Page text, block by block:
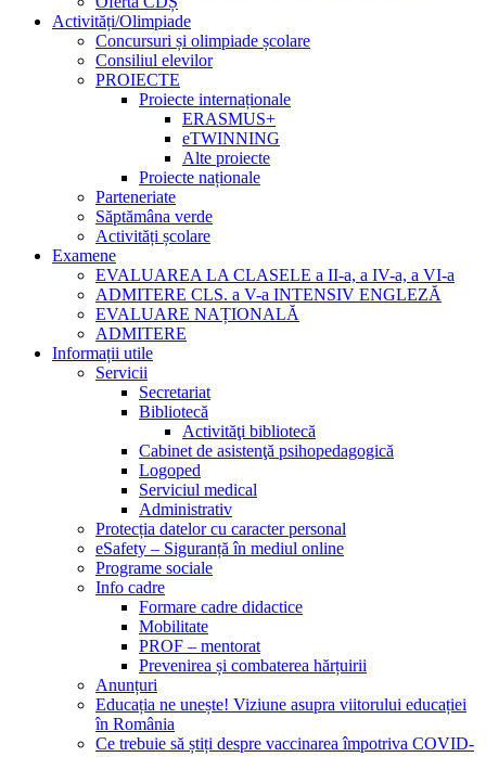
Activități/Olimpiade
Concursuri și olimpiade școlare
Consiliul elevilor
PROIECTE
Proiecte internaționale
ERASMUS+
eTWINNING
Alte proiecte
Proiecte naționale
Parteneriate
Săptămâna verde
Activități școlare
Examene
EVALUAREA LA CLASELE a II-a, a IV-a, a VI-a
ADMITERE CLS. a V-a INTENSIV ENGLEZĂ
EVALUARE NAȚIONALĂ
ADMITERE
Informații utile
Servicii
Secretariat
Bibliotecă
Activităţi bibliotecă
Cabinet de asistenţă psihopedagogică
Logoped
Serviciul medical
Administrativ
Protecția datelor cu caracter personal
eSafety – Siguranță în mediul online
Programe sociale
Info cadre
Formare cadre didactice
Mobilitate
PROF – mentorat
Prevenirea și combaterea hărțuirii
Anunțuri
Educația ne unește! Viziune asupra viitorului educației
în România
Ce trebuie să știți despre vaccinarea împotriva COVID-